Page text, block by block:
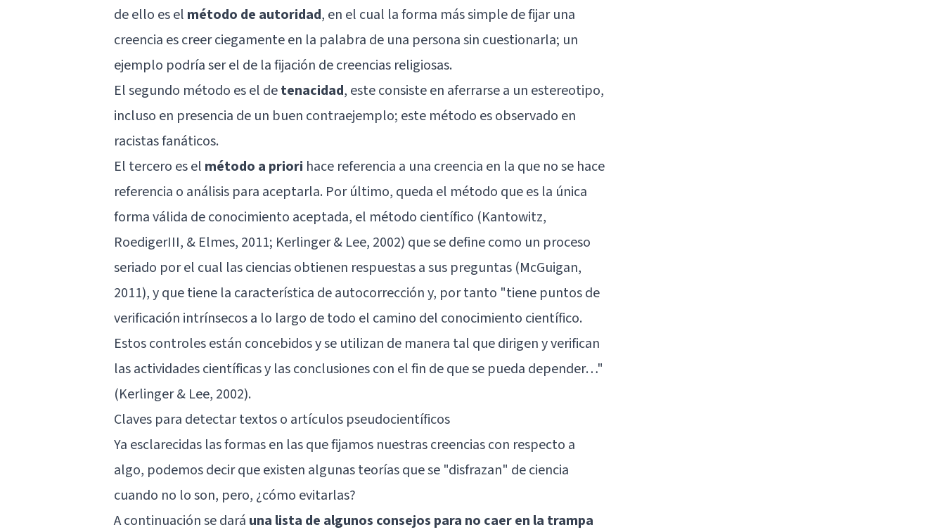
de ello es el método de autoridad, en el cual la forma más simple de fijar una
creencia es creer ciegamente en la palabra de una persona sin cuestionarla; un
ejemplo podría ser el de la fijación de creencias religiosas.
El segundo método es el detenacidad, este consiste en aferrarse a un estereotipo,
incluso en presencia de un buen contraejemplo; este método es observado en
racistas fanáticos.
El tercero es el método a priori hace referencia a una creencia en la que no se hace
referencia o análisis para aceptarla. Por último, queda el método que es la única
forma válida de conocimiento aceptada, el método científico (Kantowitz,
RoedigerIII, & Elmes, 2011; Kerlinger & Lee, 2002) que se define como un proceso
seriado por el cual las ciencias obtienen respuestas a sus preguntas (McGuigan,
2011), y que tiene la característica de autocorrección y, por tanto "tiene puntos de
verificación intrínsecos a lo largo de todo el camino del conocimiento científico.
Estos controles están concebidos y se utilizan de manera tal que dirigen y verifican
las actividades científicas y las conclusiones con el fin de que se pueda depender…"
(Kerlinger & Lee, 2002).
Claves para detectar textos o artículos pseudocientíficos
Ya esclarecidas las formas en las que fijamos nuestras creencias con respecto a
algo, podemos decir que existen algunas teorías que se "disfrazan" de ciencia
cuando no lo son, pero, ¿cómo evitarlas?
A continuación se dará una lista de algunos consejos para no caer en la trampa